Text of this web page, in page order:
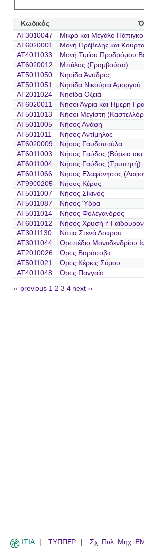
Κωδικός
AT3010047
Μικρό και Μεγάλο Πάπιγκο
AT6020001
Μονή Πρέβελης και
AT4011033
Μονή Τιμίου Προδρόμου
AT6020012
Μπάλος (Γραμβούσα)
AT5011050
Νησίδα Άνυδρος
AT5011051
Νησίδα Νικούρια Αμοργού
AT2011024
Νησίδα Οξειά
AT6020011
Νήσοι Άγρια και Ήμερη
AT5011013
Νήσοι Μεγίστη
AT5011005
Νήσος Ανάφη
AT5011011
Νήσος Αντίμηλος
AT6020009
Νήσος Γαυδοπούλα
AT6011003
Νήσος Γαύδος (Βόρεια
AT6011004
Νήσος Γαύδος (Τρυπητή)
AT6011066
Νήσος Ελαφόνησος
AT9900205
Νήσος Κέρος
AT5011007
Νήσος Σίκινος
AT5011087
Νήσος Ύδρα
AT5011014
Νήσος Φολέγανδρος
AT6011012
Νήσος Χρυσή ή
AT3011130
Νότια Στενά Λούρου
AT3011044
Οροπέδιο Μονοδενδρίου
AT2010026
Όρος Βαράσοβα
AT5011021
Όρος Κέρκις Σάμου
AT4011048
Όρος Παγγαίο
‹‹ previous 1 2 3 4 next ››
ITIA ΤΥΠΠΕΡ Σχ. Πολ. Μηχ.